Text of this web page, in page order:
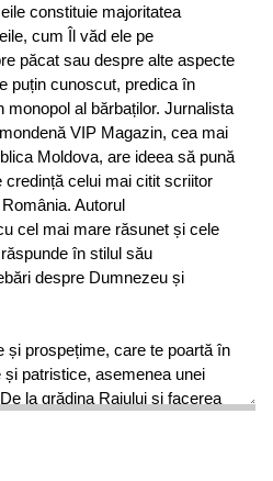
constituie majoritatea
cum Îl văd ele pe
păcat sau despre alte aspecte
puțin cunoscut, predica în
monopol al bărbaților. Jurnalista
VIP Magazin, cea mai
Moldova, are ideea să pună
credință celui mai citit scriitor
Autorul
cel mai mare răsunet și cele
în stilul său
despre Dumnezeu și
și prospețime, care te poartă în
patristice, asemenea unei
la grădina Raiului și facerea
să se răzbune pe oameni,
despre zodii și